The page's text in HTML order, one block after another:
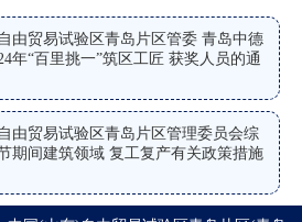
由贸易试验区青岛片区管委 青岛中德
年“百里挑一”筑区工匠 获奖人员的通
由贸易试验区青岛片区管理委员会综
期间建筑领域 复工复产有关政策措施